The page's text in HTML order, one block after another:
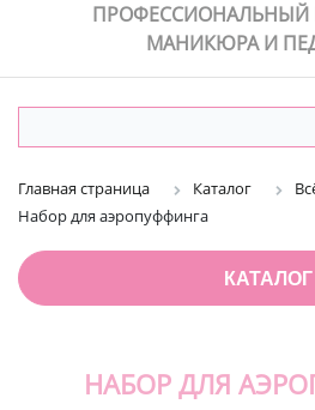
ПРОФЕССИОНАЛЬНЫЙ
МАНИКЮРА И
Главная страница Каталог
Набор для аэропуффинга
КАТАЛОГ
НАБОР ДЛЯ